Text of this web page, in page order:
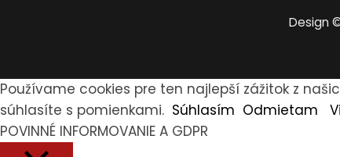
Design
Používame cookies pre ten najlepší zážitok z
súhlasíte s pomienkami. Súhlasím Odmietam
POVINNÉ INFORMOVANIE A GDPR